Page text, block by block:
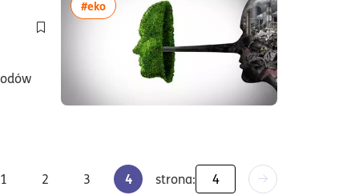
Dodaj do półki/usuń z półki artykuł Sustainability washing –
#ekowięcej artykułów z tagiem:#eko
1 2 3 4 strona: